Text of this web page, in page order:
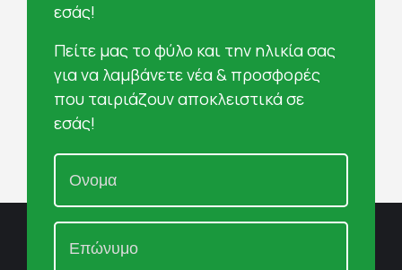
εσάς!
Πείτε μας το φύλο και την ηλικία σας
για να λαμβάνετε νέα & προσφορές
που ταιριάζουν αποκλειστικά σε
εσάς!